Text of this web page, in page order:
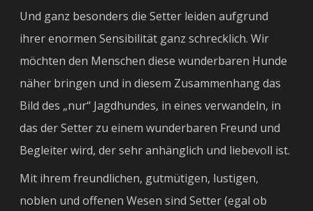
Und ganz besonders die Setter leiden aufgrund
ihrer enormen Sensibilität ganz schrecklich. Wir
möchten den Menschen diese wunderbaren Hunde
näher bringen und in diesem Zusammenhang das
Bild des „nur“ Jagdhundes, in eines verwandeln, in
das der Setter zu einem wunderbaren Freund und
Begleiter wird, der sehr anhänglich und liebevoll ist.
Mit ihrem freundlichen, gutmütigen, lustigen,
noblen und offenen Wesen sind Setter (egal ob